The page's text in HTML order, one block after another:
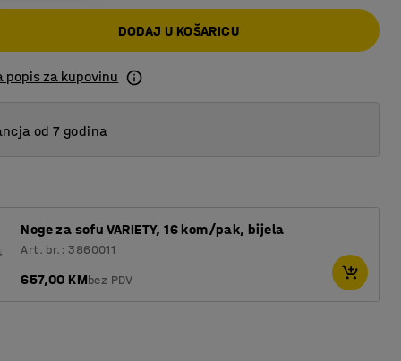
DODAJ U KOŠARICU
popis za kupovinu
od 7 godina
Noge za sofu VARIETY, 16 kom/pak, bijela
Art. br.: 3860011
657,00 KMbez PDV